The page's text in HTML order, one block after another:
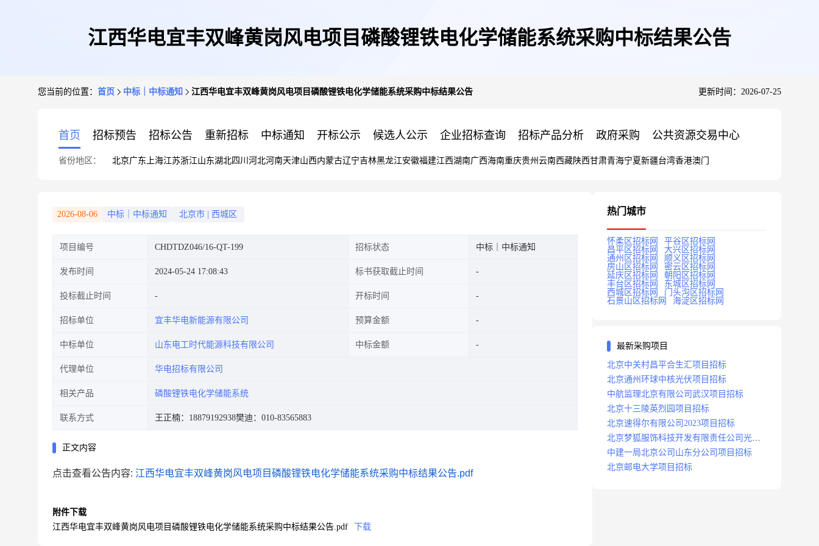
江西华电宜丰双峰黄岗风电项目磷酸锂铁电化学储能系统采购中标结果公告
您当前的位置： 首页 中标｜中标通知 江西华电宜丰双峰黄岗风电项目磷酸锂铁电化学储能系统采购中标结果公告 更新时间：2026-07-25
首页 招标预告 招标公告 重新招标 中标通知 开标公示 候选人公示 企业招标查询 招标产品分析 政府采购 公共资源交易中心
省份地区： 北京广东 上海江苏浙江山东湖北四川 河北河南天津山西内蒙古辽宁吉林黑龙江安徽福建江西湖南广西海南重庆贵州 云南西藏陕西甘肃青海宁夏新疆台湾香港澳门
2026-08-06 中标｜中标通知 北京市 西城区
项目编号 CHDTDZ046/16-QT-199 招标状态 中标｜中标通知
发布时间 2024-05-24 17:08:43 标书获取截止时间
投标截止时间 开标时间
招标单位 宜丰华电新能源有限公司 预算金额
中标单位 山东电工时代能源科技有限公司 中标金额
代理单位 华电招标有限公司
相关产品 磷酸锂铁电化学储能系统
联系方式 王正楠：18879192938樊迪：010-83565883
正文内容
点击查看公告内容: 江西华电宜丰双峰黄岗风电项目磷酸锂铁电化学储能系统采购中标结果公告.pdf
附件下载
江西华电宜丰双峰黄岗风电项目磷酸锂铁电化学储能系统采购中标结果公告.pdf
下载
热门城市
怀柔区招标网
平谷区招标网
昌平区招标网
大兴区招标网
通州区招标网
顺义区招标网
房山区招标网
密云区招标网
延庆区招标网
朝阳区招标网
丰台区招标网
东城区招标网
西城区招标网
门头沟区招标网
石景山区招标网
海淀区招标网
最新采购项目
北京中关村昌平合生汇项目招标
北京通州环球中核光伏项目招标
中航监理北京有限公司武汉项目招标
北京十三陵英烈园项目招标
北京速得尔有限公司2023项目招标
北京梦狐服饰科技开发有限责任公司光绿
能项目招标公告
中建一局北京公司山东分公司项目招标
北京邮电大学项目招标